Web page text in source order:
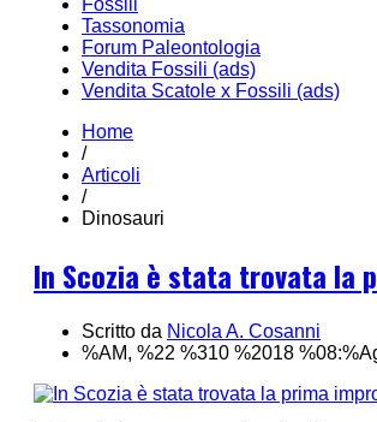
Fossili
Tassonomia
Forum Paleontologia
Vendita Fossili (ads)
Vendita Scatole x Fossili (ads)
Home
/
Articoli
/
Dinosauri
In Scozia è stata trovata la
Scritto da Nicola A. Cosanni
%AM, %22 %310 %2018